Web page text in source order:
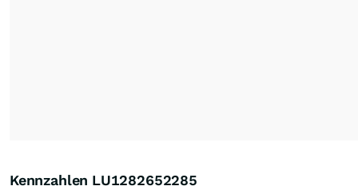
Kennzahlen LU1282652285